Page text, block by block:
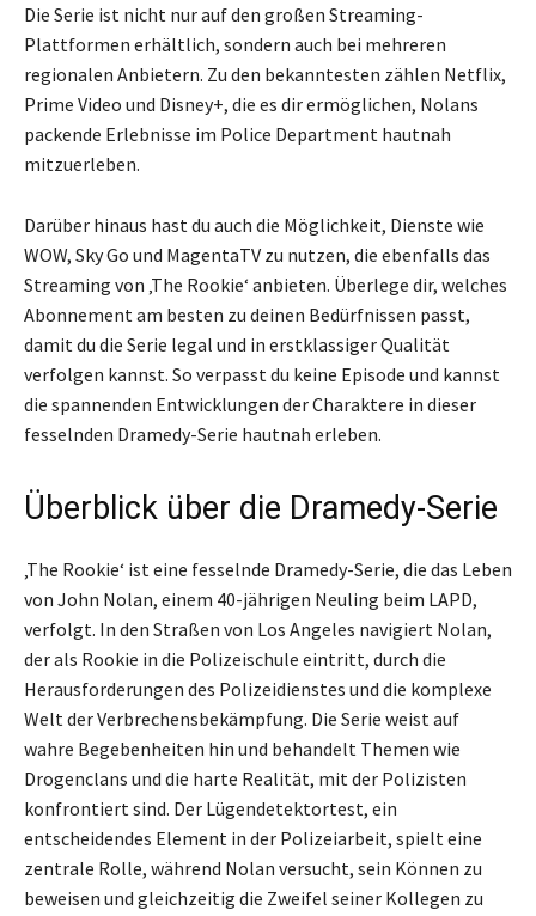
Die Serie ist nicht nur auf den großen Streaming-
Plattformen erhältlich, sondern auch bei mehreren
regionalen Anbietern. Zu den bekanntesten zählen Netflix,
Prime Video und Disney+, die es dir ermöglichen, Nolans
packende Erlebnisse im Police Department hautnah
mitzuerleben.
Darüber hinaus hast du auch die Möglichkeit, Dienste wie
WOW, Sky Go und MagentaTV zu nutzen, die ebenfalls das
Streaming von ‚The Rookie‘ anbieten. Überlege dir, welches
Abonnement am besten zu deinen Bedürfnissen passt,
damit du die Serie legal und in erstklassiger Qualität
verfolgen kannst. So verpasst du keine Episode und kannst
die spannenden Entwicklungen der Charaktere in dieser
fesselnden Dramedy-Serie hautnah erleben.
Überblick über die Dramedy-Serie
‚The Rookie‘ ist eine fesselnde Dramedy-Serie, die das Leben
von John Nolan, einem 40-jährigen Neuling beim LAPD,
verfolgt. In den Straßen von Los Angeles navigiert Nolan,
der als Rookie in die Polizeischule eintritt, durch die
Herausforderungen des Polizeidienstes und die komplexe
Welt der Verbrechensbekämpfung. Die Serie weist auf
wahre Begebenheiten hin und behandelt Themen wie
Drogenclans und die harte Realität, mit der Polizisten
konfrontiert sind. Der Lügendetektortest, ein
entscheidendes Element in der Polizeiarbeit, spielt eine
zentrale Rolle, während Nolan versucht, sein Können zu
beweisen und gleichzeitig die Zweifel seiner Kollegen zu